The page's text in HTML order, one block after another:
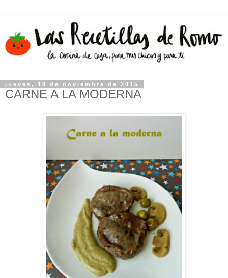
jueves, 19 de noviembre de 2015
CARNE A LA MODERNA